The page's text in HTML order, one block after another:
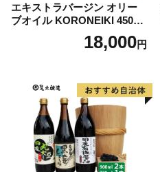
エキストラバージン オリー
ブオイル KORONEIKI 450g
[筑前たなか油屋 福岡県 筑紫
野市 21760403] 油 食用油 オ
18,000円